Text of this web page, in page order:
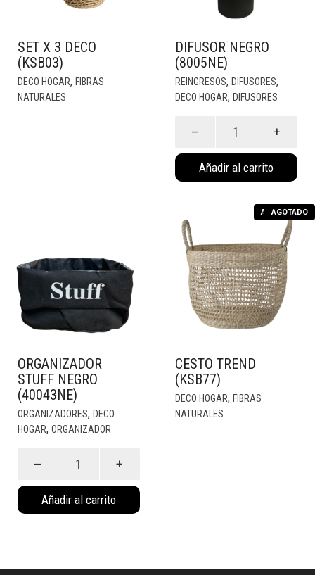
SET X 3 DECO
(KSB03)
DECO HOGAR, FIBRAS
NATURALES
DIFUSOR NEGRO
(8005NE)
REINGRESOS, DIFUSORES,
DECO HOGAR, DIFUSORES
(8005NE)
cantidadAñadir al carrito
ORGANIZADOR
STUFF NEGRO
(40043NE)
ORGANIZADORES, DECO
HOGAR, ORGANIZADOR
Negro
(40043NE)
cantidad
Añadir al carrito
AGOTADO
AGOTADO
CESTO TREND
(KSB77)
DECO HOGAR, FIBRAS
NATURALES